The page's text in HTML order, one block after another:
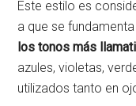
Este estilo es
a que se
los tonos más
azules, violetas,
utilizados tanto en